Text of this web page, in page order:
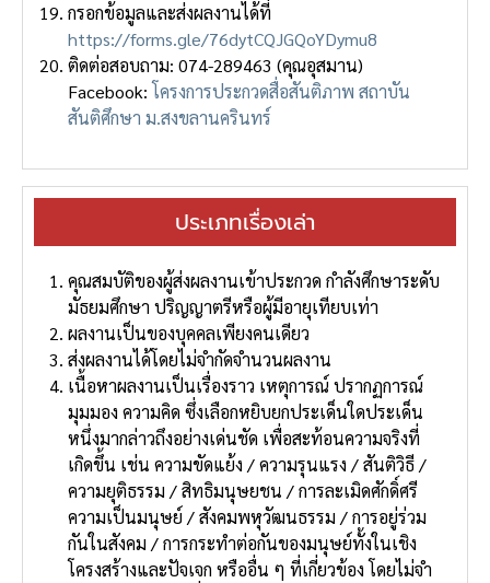
กรอกข้อมูลและส่งผลงานได้ที่
https://forms.gle/76dytCQJGQoYDymu8
ติดต่อสอบถาม: 074-289463 (คุณอุสมาน)
Facebook: โครงการประกวดสื่อสันติภาพ สถาบัน
สันติศึกษา ม.สงขลานครินทร์
ประเภทเรื่องเล่า
คุณสมบัติของผู้ส่งผลงานเข้าประกวด กําลังศึกษาระดับ
มัธยมศึกษา ปริญญาตรีหรือผู้มีอายุเทียบเท่า
ผลงานเป็นของบุคคลเพียงคนเดียว
ส่งผลงานได้โดยไม่จํากัดจํานวนผลงาน
เนื้อหาผลงานเป็นเรื่องราว เหตุการณ์ ปรากฏการณ์
มุมมอง ความคิด ซึ่งเลือกหยิบยกประเด็นใดประเด็น
หนึ่งมากล่าวถึงอย่างเด่นชัด เพื่อสะท้อนความจริงที่
เกิดขึ้น เช่น ความขัดแย้ง / ความรุนแรง / สันติวิธี /
ความยุติธรรม / สิทธิมนุษยชน / การละเมิดศักดิ์ศรี
ความเป็นมนุษย์ / สังคมพหุวัฒนธรรม / การอยู่ร่วม
กันในสังคม / การกระทําต่อกันของมนุษย์ทั้งในเชิง
โครงสร้างและปัจเจก หรืออื่น ๆ ที่เกี่ยวข้อง โดยไม่จํา